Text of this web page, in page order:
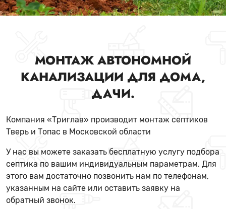
МОНТАЖ АВТОНОМНОЙ
КАНАЛИЗАЦИИ ДЛЯ ДОМА,
ДАЧИ.
Компания «Триглав» производит монтаж септиков
Тверь и Топас в Московской области
У нас вы можете заказать бесплатную услугу подбора
септика по вашим индивидуальным параметрам. Для
этого вам достаточно позвонить нам по телефонам,
указанным на сайте или оставить заявку на
обратный звонок.